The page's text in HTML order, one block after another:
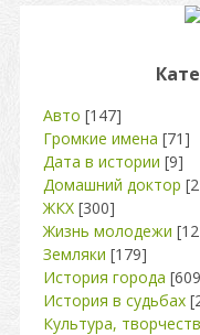
Авто [147]
Громкие имена [71]
Дата в истории [9]
Домашний доктор
ЖКХ [300]
Жизнь молодежи
Земляки [179]
История города
История в судьбах
Культура,